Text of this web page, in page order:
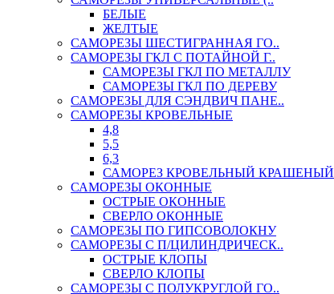
БЕЛЫЕ
ЖЕЛТЫЕ
САМОРЕЗЫ ШЕСТИГРАННАЯ ГО..
САМОРЕЗЫ ГКЛ С ПОТАЙНОЙ Г..
САМОРЕЗЫ ГКЛ ПО МЕТАЛЛУ
САМОРЕЗЫ ГКЛ ПО ДЕРЕВУ
САМОРЕЗЫ ДЛЯ СЭНДВИЧ ПАНЕ..
САМОРЕЗЫ КРОВЕЛЬНЫЕ
4,8
5,5
6,3
САМОРЕЗ КРОВЕЛЬНЫЙ КРАШЕНЫЙ
САМОРЕЗЫ ОКОННЫЕ
ОСТРЫЕ ОКОННЫЕ
СВЕРЛО ОКОННЫЕ
САМОРЕЗЫ ПО ГИПСОВОЛОКНУ
САМОРЕЗЫ С П/ЦИЛИНДРИЧЕСК..
ОСТРЫЕ КЛОПЫ
СВЕРЛО КЛОПЫ
САМОРЕЗЫ С ПОЛУКРУГЛОЙ ГО..